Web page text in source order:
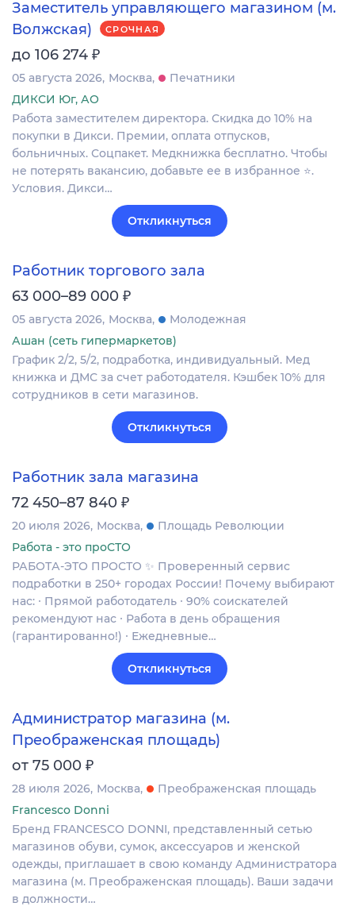
Заместитель управляющего магазином (м.
Волжская)
СРОЧНАЯ
до 106 274 ₽
05 августа 2026 Москва
Печатники
ДИКСИ Юг, АО
Работа заместителем директора. Скидка до 10% на
покупки в Дикси. Премии, оплата отпусков,
больничных. Соцпакет. Медкнижка бесплатно. Чтобы
не потерять вакансию, добавьте ее в избранное ⭐.
Условия. Дикси…
Откликнуться
Работник торгового зала
63 000–89 000 ₽
05 августа 2026 Москва
Молодежная
Ашан (сеть гипермаркетов)
График 2/2, 5/2, подработка, индивидуальный. Мед
книжка и ДМС за счет работодателя. Кэшбек 10% для
сотрудников в сети магазинов.
Откликнуться
Работник зала магазина
72 450–87 840 ₽
20 июля 2026 Москва
Площадь Революции
Работа - это проСТО
РАБОТА-ЭТО ПРОСТО ✨ Проверенный сервис
подработки в 250+ городах России! Почему выбирают
нас: ∙ Прямой работодатель ∙ 90% соискателей
рекомендуют нас ∙ Работа в день обращения
(гарантированно!) ∙ Ежедневные…
Откликнуться
Администратор магазина (м.
Преображенская площадь)
от 75 000 ₽
28 июля 2026 Москва
Преображенская площадь
Francesco Donni
Бренд FRANCESCO DONNI, представленный сетью
магазинов обуви, сумок, аксессуаров и женской
одежды, приглашает в свою команду Администратора
магазина (м. Преображенская площадь). Ваши задачи
в должности…